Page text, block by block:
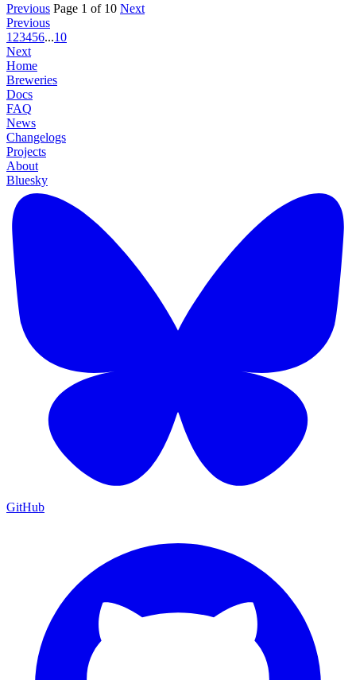
Previous Page 1 of 10 Next
Previous
1 23456...10
Next
Home
Breweries
Docs
FAQ
News
Changelogs
Projects
About
Bluesky
GitHub